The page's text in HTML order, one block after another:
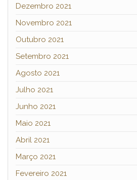
Dezembro 2021
Novembro 2021
Outubro 2021
Setembro 2021
Agosto 2021
Julho 2021
Junho 2021
Maio 2021
Abril 2021
Março 2021
Fevereiro 2021